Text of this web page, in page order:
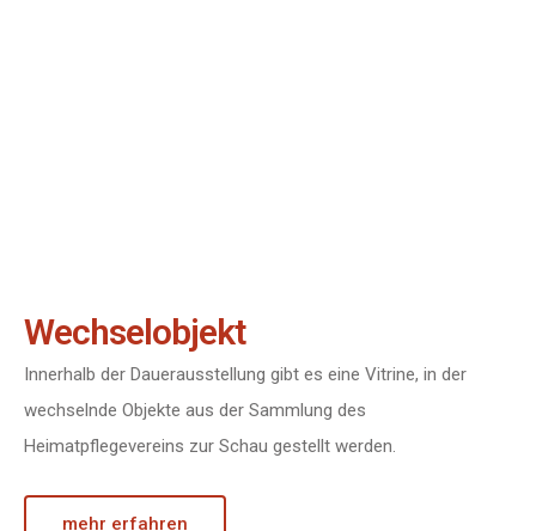
Wechselobjekt
Innerhalb der Dauerausstellung gibt es eine Vitrine, in der
wechselnde Objekte aus der Sammlung des
Heimatpflegevereins zur Schau gestellt werden.
mehr erfahren